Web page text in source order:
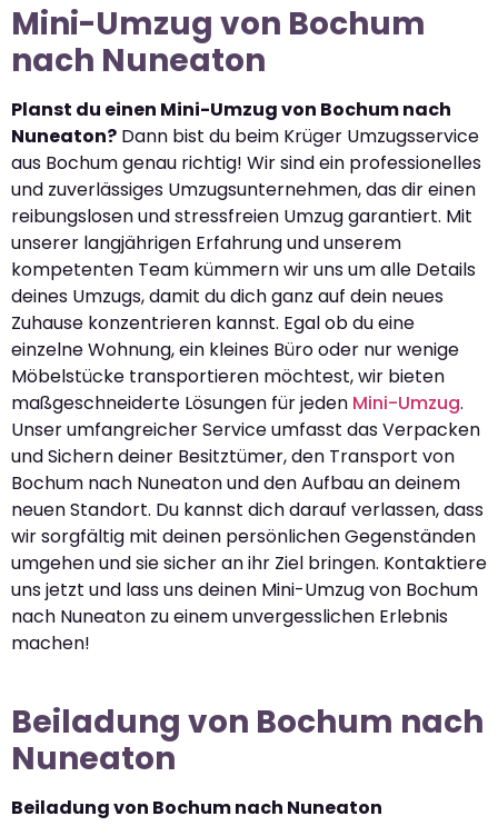
Mini-Umzug von Bochum
nach Nuneaton
Planst du einen Mini-Umzug von Bochum nach
Nuneaton? Dann bist du beim Krüger Umzugsservice
aus Bochum genau richtig! Wir sind ein professionelles
und zuverlässiges Umzugsunternehmen, das dir einen
reibungslosen und stressfreien Umzug garantiert. Mit
unserer langjährigen Erfahrung und unserem
kompetenten Team kümmern wir uns um alle Details
deines Umzugs, damit du dich ganz auf dein neues
Zuhause konzentrieren kannst. Egal ob du eine
einzelne Wohnung, ein kleines Büro oder nur wenige
Möbelstücke transportieren möchtest, wir bieten
maßgeschneiderte Lösungen für jeden Mini-Umzug.
Unser umfangreicher Service umfasst das Verpacken
und Sichern deiner Besitztümer, den Transport von
Bochum nach Nuneaton und den Aufbau an deinem
neuen Standort. Du kannst dich darauf verlassen, dass
wir sorgfältig mit deinen persönlichen Gegenständen
umgehen und sie sicher an ihr Ziel bringen. Kontaktiere
uns jetzt und lass uns deinen Mini-Umzug von Bochum
nach Nuneaton zu einem unvergesslichen Erlebnis
machen!
Beiladung von Bochum nach
Nuneaton
Beiladung von Bochum nach Nuneaton